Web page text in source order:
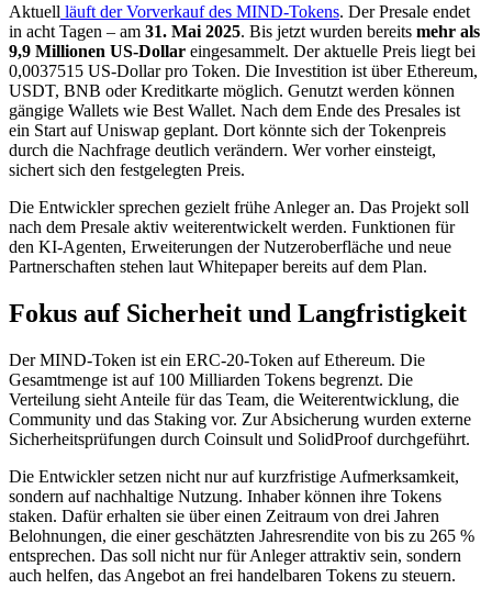
Aktuell läuft der Vorverkauf des MIND-Tokens. Der Presale endet
in acht Tagen – am 31. Mai 2025. Bis jetzt wurden bereits mehr als
9,9 Millionen US-Dollar eingesammelt. Der aktuelle Preis liegt bei
0,0037515 US-Dollar pro Token. Die Investition ist über Ethereum,
USDT, BNB oder Kreditkarte möglich. Genutzt werden können
gängige Wallets wie Best Wallet. Nach dem Ende des Presales ist
ein Start auf Uniswap geplant. Dort könnte sich der Tokenpreis
durch die Nachfrage deutlich verändern. Wer vorher einsteigt,
sichert sich den festgelegten Preis.
Die Entwickler sprechen gezielt frühe Anleger an. Das Projekt soll
nach dem Presale aktiv weiterentwickelt werden. Funktionen für
den KI-Agenten, Erweiterungen der Nutzeroberfläche und neue
Partnerschaften stehen laut Whitepaper bereits auf dem Plan.
Fokus auf Sicherheit und Langfristigkeit
Der MIND-Token ist ein ERC-20-Token auf Ethereum. Die
Gesamtmenge ist auf 100 Milliarden Tokens begrenzt. Die
Verteilung sieht Anteile für das Team, die Weiterentwicklung, die
Community und das Staking vor. Zur Absicherung wurden externe
Sicherheitsprüfungen durch Coinsult und SolidProof durchgeführt.
Die Entwickler setzen nicht nur auf kurzfristige Aufmerksamkeit,
sondern auf nachhaltige Nutzung. Inhaber können ihre Tokens
staken. Dafür erhalten sie über einen Zeitraum von drei Jahren
Belohnungen, die einer geschätzten Jahresrendite von bis zu 265 %
entsprechen. Das soll nicht nur für Anleger attraktiv sein, sondern
auch helfen, das Angebot an frei handelbaren Tokens zu steuern.